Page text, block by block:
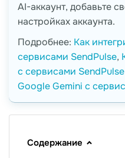
AI-аккаунт, добавьте
настройках аккаунта.
Подробнее: Как
сервисами SendPulse,
с сервисами SendPulse
Google Gemini с
Содержание